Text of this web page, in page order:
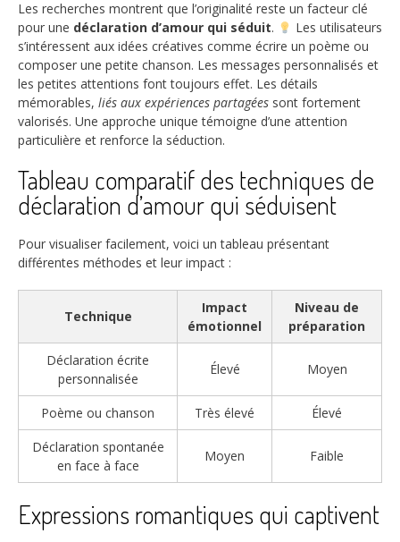
Les recherches montrent que l’originalité reste un facteur clé
pour une déclaration d’amour qui séduit.
Les utilisateurs
s’intéressent aux idées créatives comme écrire un poème ou
composer une petite chanson. Les messages personnalisés et
les petites attentions font toujours effet. Les détails
mémorables, liés aux expériences partagées sont fortement
valorisés. Une approche unique témoigne d’une attention
particulière et renforce la séduction.
Tableau comparatif des techniques de
déclaration d’amour qui séduisent
Pour visualiser facilement, voici un tableau présentant
différentes méthodes et leur impact :
Technique
Impact
émotionnel
Niveau de
préparation
Déclaration écrite
personnalisée
Élevé Moyen
Poème ou chanson Très élevé
Élevé
Déclaration spontanée
en face à face
Moyen Faible
Expressions romantiques qui captivent